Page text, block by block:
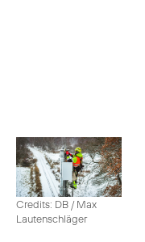
Credits: DB / Max
Lautenschläger